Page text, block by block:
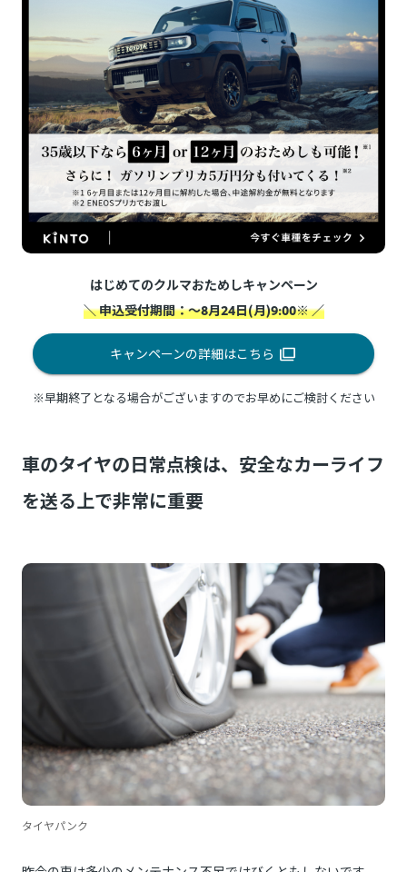
はじめてのクルマおためしキャンペーン
＼ 申込受付期間：～8月24日(月)9:00※ ／
キャンペーンの詳細はこちら
※早期終了となる場合がございますのでお早めにご検討ください
車のタイヤの日常点検は、安全なカーライフ
を送る上で非常に重要
タイヤパンク